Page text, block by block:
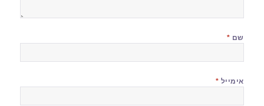
שם *
אימייל *